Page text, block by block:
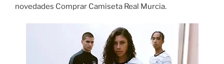
novedades Comprar Camiseta Real Murcia.